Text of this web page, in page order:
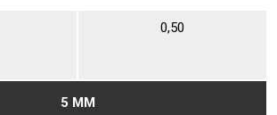
0,50
5 ММ